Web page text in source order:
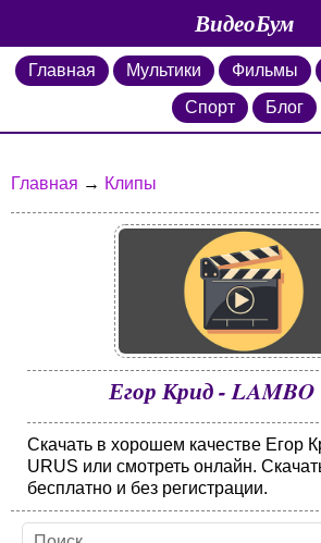
ВидеоБум
Главная Мультики Фильмы
Спорт
Блог
Главная → Клипы
Егор Крид - LAMBO
Скачать в хорошем качестве Егор
URUS или смотреть онлайн.
бесплатно и без регистрации.